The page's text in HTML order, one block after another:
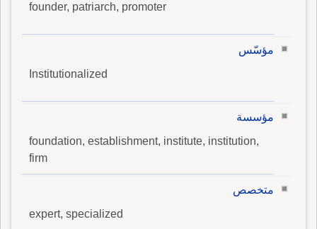
founder, patriarch, promoter
مؤسّس
Institutionalized
مؤسسة
foundation, establishment, institute, institution,
firm
متخصص
expert, specialized